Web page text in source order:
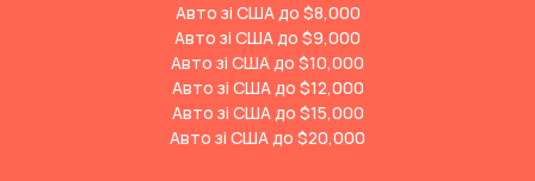
Авто зі США до $8,000
Авто зі США до $9,000
Авто зі США до $10,000
Авто зі США до $12,000
Авто зі США до $15,000
Авто зі США до $20,000